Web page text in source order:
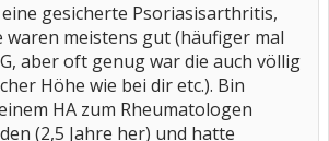
gesicherte Psoriasisarthritis,
waren meistens gut (häufiger mal
aber oft genug war die auch völlig
Höhe wie bei dir etc.). Bin
HA zum Rheumatologen
(2,5 Jahre her) und hatte